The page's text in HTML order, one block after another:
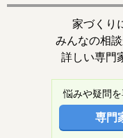
家づくり
みんなの相
詳しい専門
悩みや疑問
専門